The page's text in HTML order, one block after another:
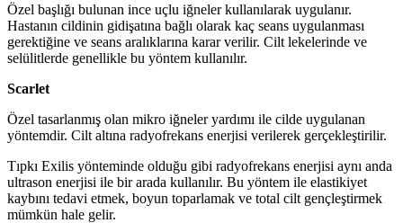
Özel başlığı bulunan ince uçlu iğneler kullanılarak uygulanır.
Hastanın cildinin gidişatına bağlı olarak kaç seans uygulanması
gerektiğine ve seans aralıklarına karar verilir. Cilt lekelerinde ve
selülitlerde genellikle bu yöntem kullanılır.
Scarlet
Özel tasarlanmış olan mikro iğneler yardımı ile cilde uygulanan
yöntemdir. Cilt altına radyofrekans enerjisi verilerek gerçekleştirilir.
Tıpkı Exilis yönteminde olduğu gibi radyofrekans enerjisi aynı anda
ultrason enerjisi ile bir arada kullanılır. Bu yöntem ile elastikiyet
kaybını tedavi etmek, boyun toparlamak ve total cilt gençleştirmek
mümkün hale gelir.